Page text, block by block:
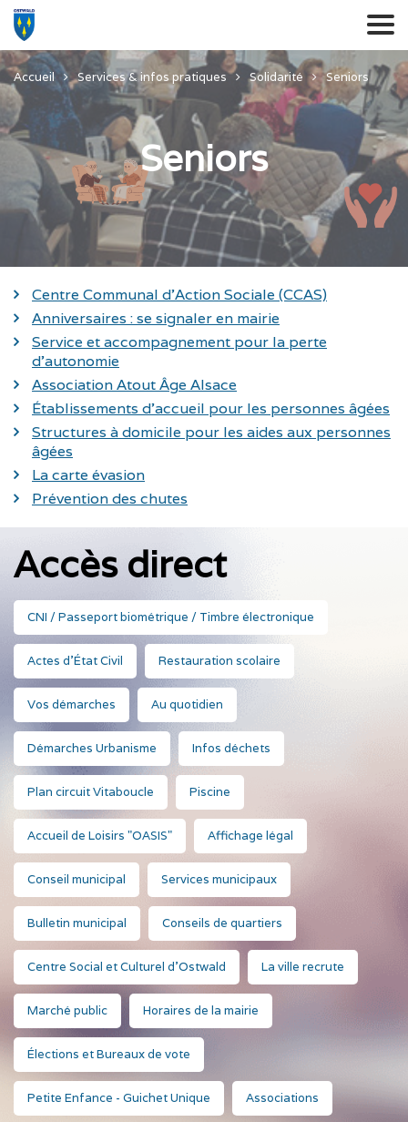
Accueil Services & infos pratiques Solidarité Seniors
Seniors
Centre Communal d’Action Sociale (CCAS)
Anniversaires : se signaler en mairie
Service et accompagnement pour la perte
d’autonomie
Association Atout Âge Alsace
Établissements d’accueil pour les personnes âgées
Structures à domicile pour les aides aux personnes
âgées
La carte évasion
Prévention des chutes
Accès direct
CNI / Passeport biométrique / Timbre électronique
Actes d'État Civil Restauration scolaire
Vos démarches Au quotidien
Démarches Urbanisme Infos déchets
Plan circuit Vitaboucle Piscine
Accueil de Loisirs "OASIS" Affichage légal
Conseil municipal Services municipaux
Bulletin municipal Conseils de quartiers
Centre Social et Culturel d'Ostwald La ville recrute
Marché public Horaires de la mairie
Élections et Bureaux de vote
Petite Enfance - Guichet Unique Associations